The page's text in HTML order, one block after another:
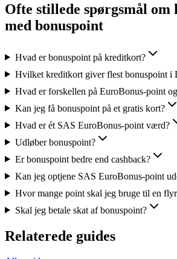
Ofte stillede spørgsmål
med bonuspoint
Hvad er bonuspoint på kreditkort?
Hvilket kreditkort giver flest bonuspoint i
Hvad er forskellen på EuroBonus-point
Kan jeg få bonuspoint på et gratis kort?
Hvad er ét SAS EuroBonus-point værd?
Udløber bonuspoint?
Er bonuspoint bedre end cashback?
Kan jeg optjene SAS EuroBonus-point
Hvor mange point skal jeg bruge til en
Skal jeg betale skat af bonuspoint?
Relaterede guides